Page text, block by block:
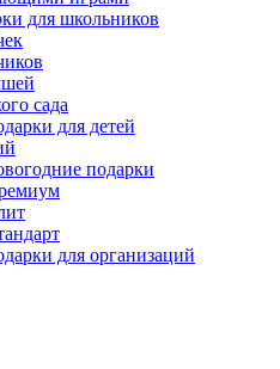
для школьников
сада
для детей
подарки
для организаций